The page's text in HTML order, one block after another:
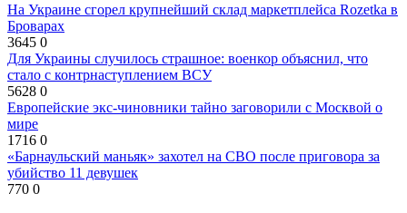
На Украине сгорел крупнейший склад маркетплейса Rozetka в
Броварах
3645 0
Для Украины случилось страшное: военкор объяснил, что
стало с контрнаступлением ВСУ
5628 0
Европейские экс-чиновники тайно заговорили с Москвой о
мире
1716 0
«Барнаульский маньяк» захотел на СВО после приговора за
убийство 11 девушек
770 0